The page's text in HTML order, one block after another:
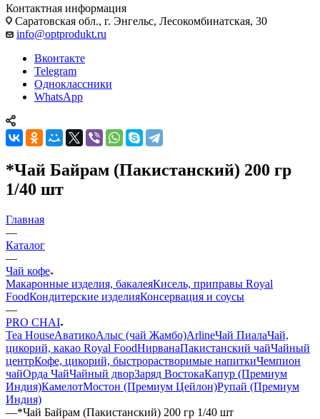
Контактная информация
Саратовская обл., г. Энгельс, Лесокомбинатская, 30
info@optprodukt.ru
Вконтакте
Telegram
Одноклассники
WhatsApp
*Чай Байрам (Пакистанский) 200 гр
1/40 шт
Главная
—
Каталог
—
Чай кофе
Макаронные изделия, бакалеяКисель, приправы Royal
FoodКондитерские изделияКонсервация и соусы
—
PRO CHAI
Tea HouseАватикоАлыс (чай Жамбо)ArlineЧай ПиалаЧай,
цикорий, какао Royal FoodНирванаПакистанский чайЧайный
центрКофе, цикорий, быстрорастворимые напиткиЧемпион
чайОрда ЧайЧайный дворЗаряд ВостокаКапур (Премиум
Индия)КамелотМостон (Премиум Цейлон)Рупай (Премиум
Индия)
—*Чай Байрам (Пакистанский) 200 гр 1/40 шт